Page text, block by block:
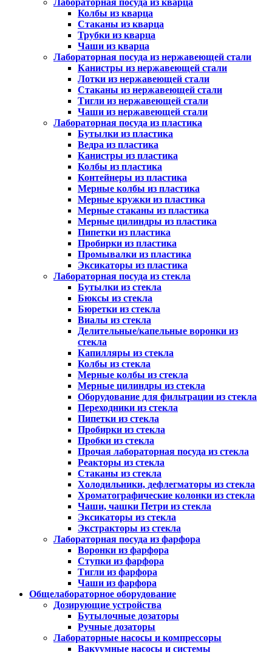
Лабораторная посуда из кварца
Колбы из кварца
Стаканы из кварца
Трубки из кварца
Чаши из кварца
Лабораторная посуда из нержавеющей стали
Канистры из нержавеющей стали
Лотки из нержавеющей стали
Стаканы из нержавеющей стали
Тигли из нержавеющей стали
Чаши из нержавеющей стали
Лабораторная посуда из пластика
Бутылки из пластика
Ведра из пластика
Канистры из пластика
Колбы из пластика
Контейнеры из пластика
Мерные колбы из пластика
Мерные кружки из пластика
Мерные стаканы из пластика
Мерные цилиндры из пластика
Пипетки из пластика
Пробирки из пластика
Промывалки из пластика
Эксикаторы из пластика
Лабораторная посуда из стекла
Бутылки из стекла
Бюксы из стекла
Бюретки из стекла
Виалы из стекла
Делительные/капельные воронки из
стекла
Капилляры из стекла
Колбы из стекла
Мерные колбы из стекла
Мерные цилиндры из стекла
Оборудование для фильтрации из стекла
Переходники из стекла
Пипетки из стекла
Пробирки из стекла
Пробки из стекла
Прочая лабораторная посуда из стекла
Реакторы из стекла
Стаканы из стекла
Холодильники, дефлегматоры из стекла
Хроматографические колонки из стекла
Чаши, чашки Петри из стекла
Эксикаторы из стекла
Экстракторы из стекла
Лабораторная посуда из фарфора
Воронки из фарфора
Ступки из фарфора
Тигли из фарфора
Чаши из фарфора
Общелабораторное оборудование
Дозирующие устройства
Бутылочные дозаторы
Ручные дозаторы
Лабораторные насосы и компрессоры
Вакуумные насосы и системы